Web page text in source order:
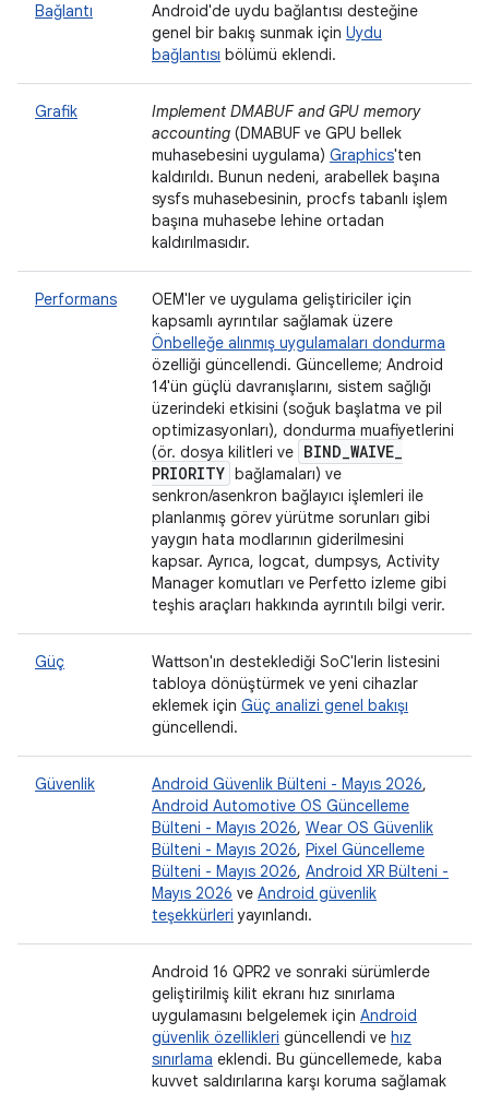
Bağlantı
Android'de uydu bağlantısı desteğine
genel bir bakış sunmak için Uydu
bağlantısı bölümü eklendi.
Grafik
Implement DMABUF and GPU memory
accounting (DMABUF ve GPU bellek
muhasebesini uygulama) Graphics'ten
kaldırıldı. Bunun nedeni, arabellek başına
sysfs muhasebesinin, procfs tabanlı işlem
başına muhasebe lehine ortadan
kaldırılmasıdır.
Performans
OEM'ler ve uygulama geliştiriciler için
kapsamlı ayrıntılar sağlamak üzere
Önbelleğe alınmış uygulamaları dondurma
özelliği güncellendi. Güncelleme; Android
14'ün güçlü davranışlarını, sistem sağlığı
üzerindeki etkisini (soğuk başlatma ve pil
optimizasyonları), dondurma muafiyetlerini
(ör. dosya kilitleri ve BIND_WAIVE_
PRIORITY bağlamaları) ve
senkron/asenkron bağlayıcı işlemleri ile
planlanmış görev yürütme sorunları gibi
yaygın hata modlarının giderilmesini
kapsar. Ayrıca, logcat, dumpsys, Activity
Manager komutları ve Perfetto izleme gibi
teşhis araçları hakkında ayrıntılı bilgi verir.
Güç
Wattson'ın desteklediği SoC'lerin listesini
tabloya dönüştürmek ve yeni cihazlar
eklemek için Güç analizi genel bakışı
güncellendi.
Güvenlik Android Güvenlik Bülteni - Mayıs 2026,
Android Automotive OS Güncelleme
Bülteni - Mayıs 2026, Wear OS Güvenlik
Bülteni - Mayıs 2026, Pixel Güncelleme
Bülteni - Mayıs 2026, Android XR Bülteni -
Mayıs 2026 ve Android güvenlik
teşekkürleri yayınlandı.
Android 16 QPR2 ve sonraki sürümlerde
geliştirilmiş kilit ekranı hız sınırlama
uygulamasını belgelemek için Android
güvenlik özellikleri güncellendi ve hız
sınırlama eklendi. Bu güncellemede, kaba
kuvvet saldırılarına karşı koruma sağlamak